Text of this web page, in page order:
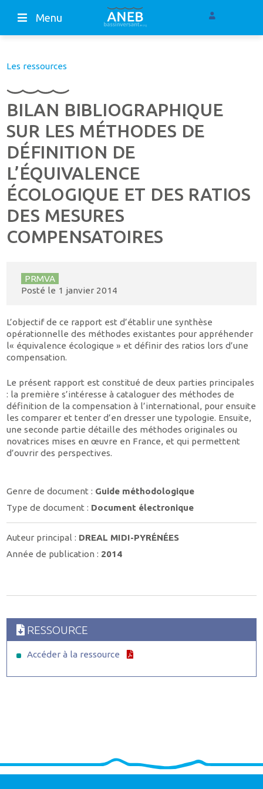
Menu
Les ressources
BILAN BIBLIOGRAPHIQUE
SUR LES MÉTHODES DE
DÉFINITION DE
L’ÉQUIVALENCE
ÉCOLOGIQUE ET DES RATIOS
DES MESURES
COMPENSATOIRES
PRMVA
Posté le 1 janvier 2014
L’objectif de ce rapport est d’établir une synthèse
opérationnelle des méthodes existantes pour appréhender
l« équivalence écologique » et définir des ratios lors d’une
compensation.
Le présent rapport est constitué de deux parties principales
: la première s’intéresse à cataloguer des méthodes de
définition de la compensation à l’international, pour ensuite
les comparer et tenter d’en dresser une typologie. Ensuite,
une seconde partie détaille des méthodes originales ou
novatrices mises en œuvre en France, et qui permettent
d’ouvrir des perspectives.
Genre de document : Guide méthodologique
Type de document : Document électronique
Auteur principal : DREAL MIDI-PYRÉNÉES
Année de publication : 2014
RESSOURCE
Accéder à la ressource